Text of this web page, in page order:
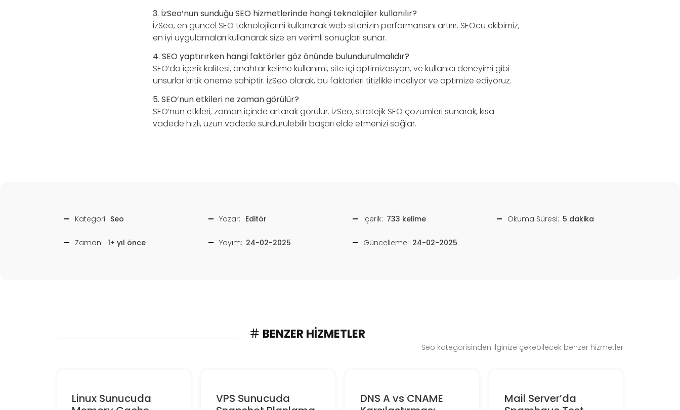
3. İzSeo’nun sunduğu SEO hizmetlerinde hangi teknolojiler kullanılır?
İzSeo, en güncel SEO teknolojilerini kullanarak web sitenizin performansını artırır. SEOcu ekibimiz,
en iyi uygulamaları kullanarak size en verimli sonuçları sunar.
4. SEO yaptırırken hangi faktörler göz önünde bulundurulmalıdır?
SEO’da içerik kalitesi, anahtar kelime kullanımı, site içi optimizasyon, ve kullanıcı deneyimi gibi
unsurlar kritik öneme sahiptir. İzSeo olarak, bu faktörleri titizlikle inceliyor ve optimize ediyoruz.
5. SEO’nun etkileri ne zaman görülür?
SEO’nun etkileri, zaman içinde artarak görülür. İzSeo, stratejik SEO çözümleri sunarak, kısa
vadede hızlı, uzun vadede sürdürülebilir başarı elde etmenizi sağlar.
Kategori: Seo Yazar: Editör İçerik: 733 kelime Okuma Süresi: 5 dakika
Zaman: 1+ yıl önce Yayım: 24-02-2025 Güncelleme: 24-02-2025
BENZER HIZMETLER
Seo kategorisinden ilginize çekebilecek benzer hizmetler
Linux Sunucuda
VPS Sunucuda
DNS A vs CNAME
Mail Server’da